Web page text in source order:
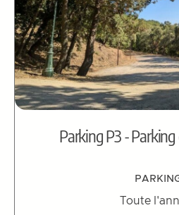
Parking P3 -
Toute